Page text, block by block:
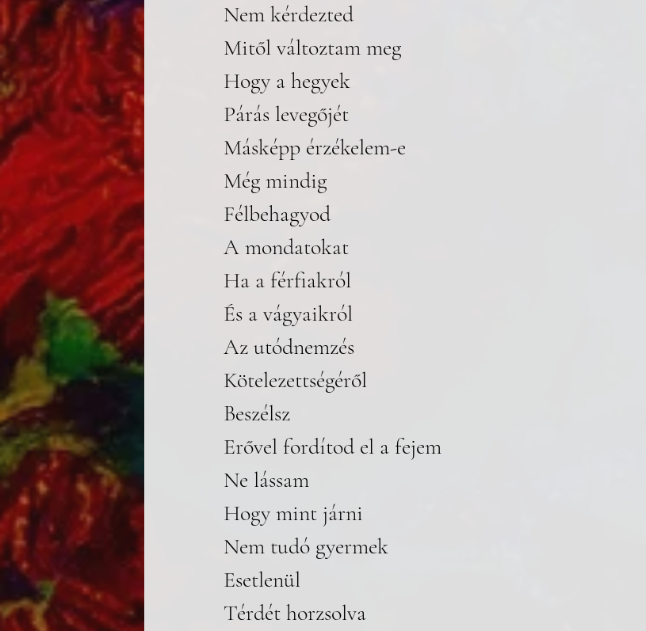
Nem kérdezted
Mitől változtam meg
Hogy a hegyek
Párás levegőjét
Másképp érzékelem-e
Még mindig
Félbehagyod
A mondatokat
Ha a férfiakról
És a vágyaikról
Az utódnemzés
Kötelezettségéről
Beszélsz
Erővel fordítod el a fejem
Ne lássam
Hogy mint járni
Nem tudó gyermek
Esetlenül
Térdét horzsolva